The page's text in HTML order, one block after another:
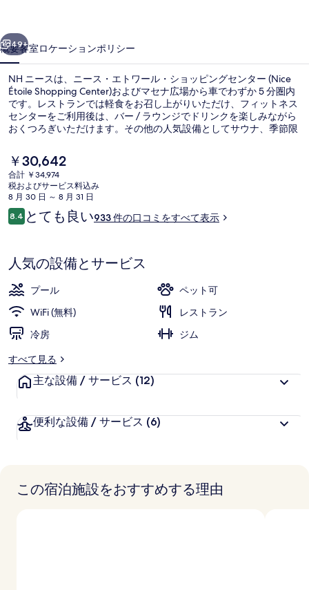
ギ
ャ
ラ
リ
ー
次へ
49+
概要客室ロケーションポリシー
NH ニースは、ニース・エトワール・ショッピングセンター (Nice
Étoile Shopping Center)およびマセナ広場から車でわずか 5 分圏内
です。レストランでは軽食をお召し上がりいただけ、フィットネス
センターをご利用後は、バー / ラウンジでドリンクを楽しみながら
おくつろぎいただけます。その他の人気設備としてサウナ、季節限
まざまな公共交通機関を利用できます。すぐそばにはパルク デ エ
クスポジシオン トラム駅があり、アクロポリス トラム駅までは 4
分です。
現
在
の
料
金
は
す
￥30,642
合計 ￥34,974
税およびサービス料込み
8 月 30 日 ～ 8 月 31 日
口
コ
8.410段階中8.4
とても良い933 件の口コミをすべて表示
人気の設備とサービス
プール
ペット可
WiFi (無料)
レストラン
冷房
ジム
すべて見る
主な設備 / サービス (12)
便利な設備 / サービス (6)
この宿泊施設をおすすめする理由